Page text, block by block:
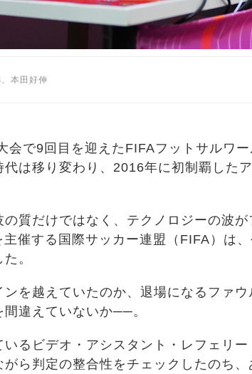
本田好伸
会で9回目を迎えたFIFAフットサルワ
は移り変わり、2016年に初制覇した
質だけではなく、テクノロジーの波
催する国際サッカー連盟（FIFA）は
。
を越えていたのか、退場になるファ
違えていないか──。
るビデオ・アシスタント・レフェリ
ら判定の整合性をチェックしたのち